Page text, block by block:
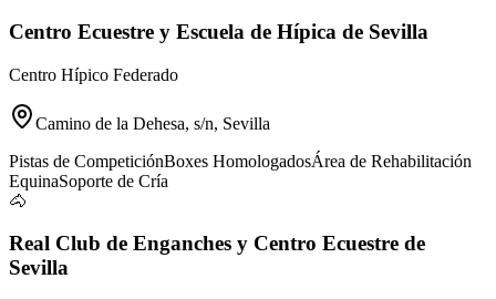
Centro Ecuestre y Escuela de Hípica de Sevilla
Centro Hípico Federado
Camino de la Dehesa, s/n, Sevilla
Pistas de CompeticiónBoxes HomologadosÁrea de Rehabilitación
EquinaSoporte de Cría
🐴
Real Club de Enganches y Centro Ecuestre de
Sevilla